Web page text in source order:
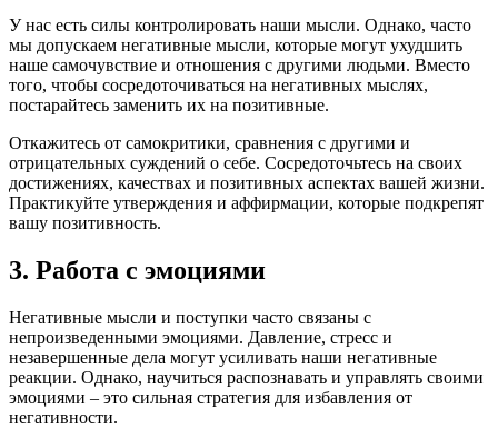
У нас есть силы контролировать наши мысли. Однако, часто
мы допускаем негативные мысли, которые могут ухудшить
наше самочувствие и отношения с другими людьми. Вместо
того, чтобы сосредоточиваться на негативных мыслях,
постарайтесь заменить их на позитивные.
Откажитесь от самокритики, сравнения с другими и
отрицательных суждений о себе. Сосредоточьтесь на своих
достижениях, качествах и позитивных аспектах вашей жизни.
Практикуйте утверждения и аффирмации, которые подкрепят
вашу позитивность.
3. Работа с эмоциями
Негативные мысли и поступки часто связаны с
непроизведенными эмоциями. Давление, стресс и
незавершенные дела могут усиливать наши негативные
реакции. Однако, научиться распознавать и управлять своими
эмоциями – это сильная стратегия для избавления от
негативности.